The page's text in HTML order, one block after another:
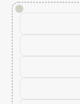
!